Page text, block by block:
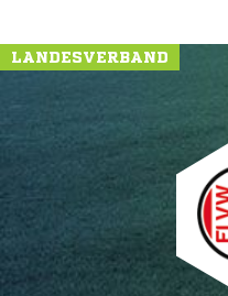
LANDESVERBAND